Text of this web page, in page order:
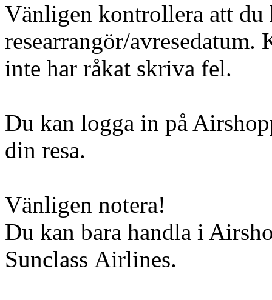
Vänligen kontrollera att du
researrangör/
inte har råkat skriva fel.
Du kan logga in på
din resa.
Vänligen notera!
Du kan bara handla i
Sunclass Airlines.